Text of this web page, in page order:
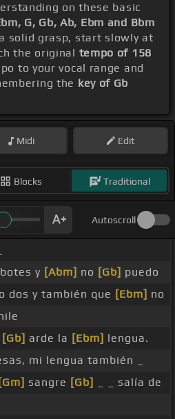
on these basic
G, Gb, Ab, Ebm and Bbm
solid grasp, start slowly at
the original tempo of 158
to your vocal range and
the key of Gb
Midi Edit
Blocks Traditional
Autoscroll
y [Abm] no [Gb] puedo
dos y también que [Ebm] no
[Gb] arde la [Ebm] lengua.
mi lengua también _
[Gm] sangre [Gb]
_ _ salía de